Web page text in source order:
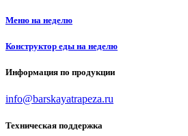
Меню на неделю
Конструктор еды на неделю
Информация по продукции
info@barskayatrapeza.ru
Техническая поддержка